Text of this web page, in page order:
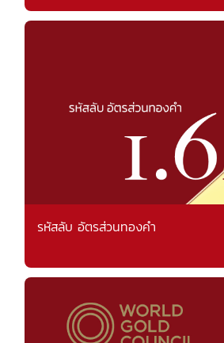
รหัสลับ อัตรส่วนทองคำ